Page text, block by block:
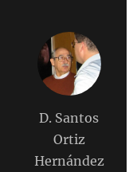
D. Santos
Ortiz
Hernández